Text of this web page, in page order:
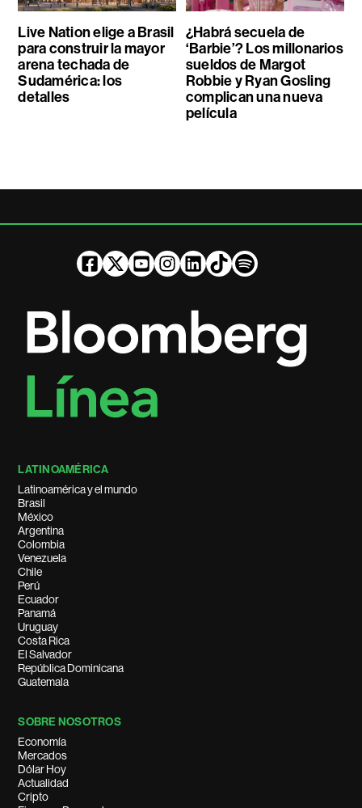
Live Nation elige a Brasil
para construir la mayor
arena techada de
Sudamérica: los
detalles
¿Habrá secuela de
‘Barbie’? Los millonarios
sueldos de Margot
Robbie y Ryan Gosling
complican una nueva
película
LATINOAMÉRICA
Latinoamérica y el mundo
Brasil
México
Argentina
Colombia
Venezuela
Chile
Perú
Ecuador
Panamá
Uruguay
Costa Rica
El Salvador
República Dominicana
Guatemala
SOBRE NOSOTROS
Economía
Mercados
Dólar Hoy
Actualidad
Cripto